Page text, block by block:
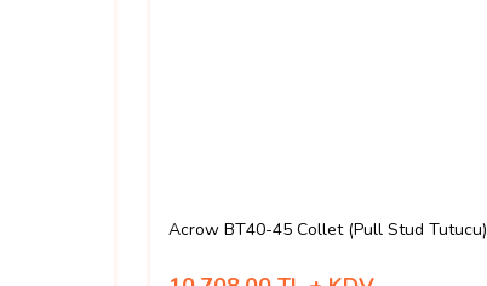
Acrow BT40-45 Collet (Pull Stud Tutucu)